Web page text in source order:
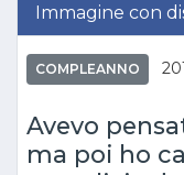
Immagine con
COMPLEANNO
Avevo
ma poi ho